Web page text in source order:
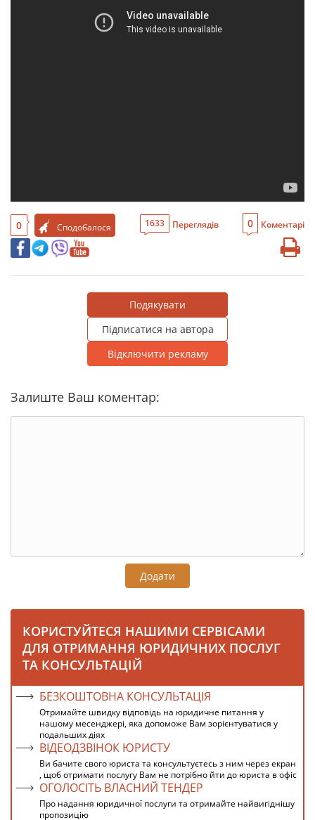
0 Сподобалося 1633 Переглядів 0 Коментарі
Подякувати
Підписатися на автора
Відключити рекламу
Залиште Ваш коментар:
Додати
КОРИСТУЙТЕСЯ НАШИМИ СЕРВІСАМИ
ДЛЯ ОТРИМАННЯ ЮРИДИЧНИХ ПОСЛУГ
ТА КОНСУЛЬТАЦІЙ
БЕЗКОШТОВНА КОНСУЛЬТАЦІЯ
Отримайте швидку відповідь на юридичне питання у
нашому месенджері, яка допоможе Вам зорієнтуватися у
подальших діях
ВІДЕОДЗВІНОК ЮРИСТУ
Ви бачите свого юриста та консультуєтесь з ним через екран
, щоб отримати послугу Вам не потрібно йти до юриста в офіс
ОГОЛОСІТЬ ВЛАСНИЙ ТЕНДЕР
Про надання юридичної послуги та отримайте найвигіднішу
пропозицію